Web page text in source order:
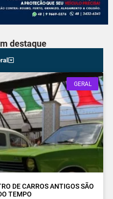
destaque
GERAL
DE CARROS ANTIGOS SÃO
TEMPO